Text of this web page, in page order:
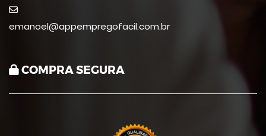
emanoel@appempregofacil.com.br
COMPRA SEGURA